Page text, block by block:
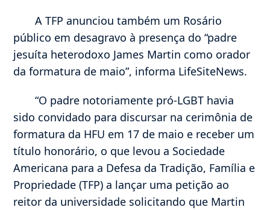
A TFP anunciou também um Rosário
público em desagravo à presença do “padre
jesuíta heterodoxo James Martin como orador
da formatura de maio”, informa LifeSiteNews.
“O padre notoriamente pró-LGBT havia
sido convidado para discursar na cerimônia de
formatura da HFU em 17 de maio e receber um
título honorário, o que levou a Sociedade
Americana para a Defesa da Tradição, Família e
Propriedade (TFP) a lançar uma petição ao
reitor da universidade solicitando que Martin